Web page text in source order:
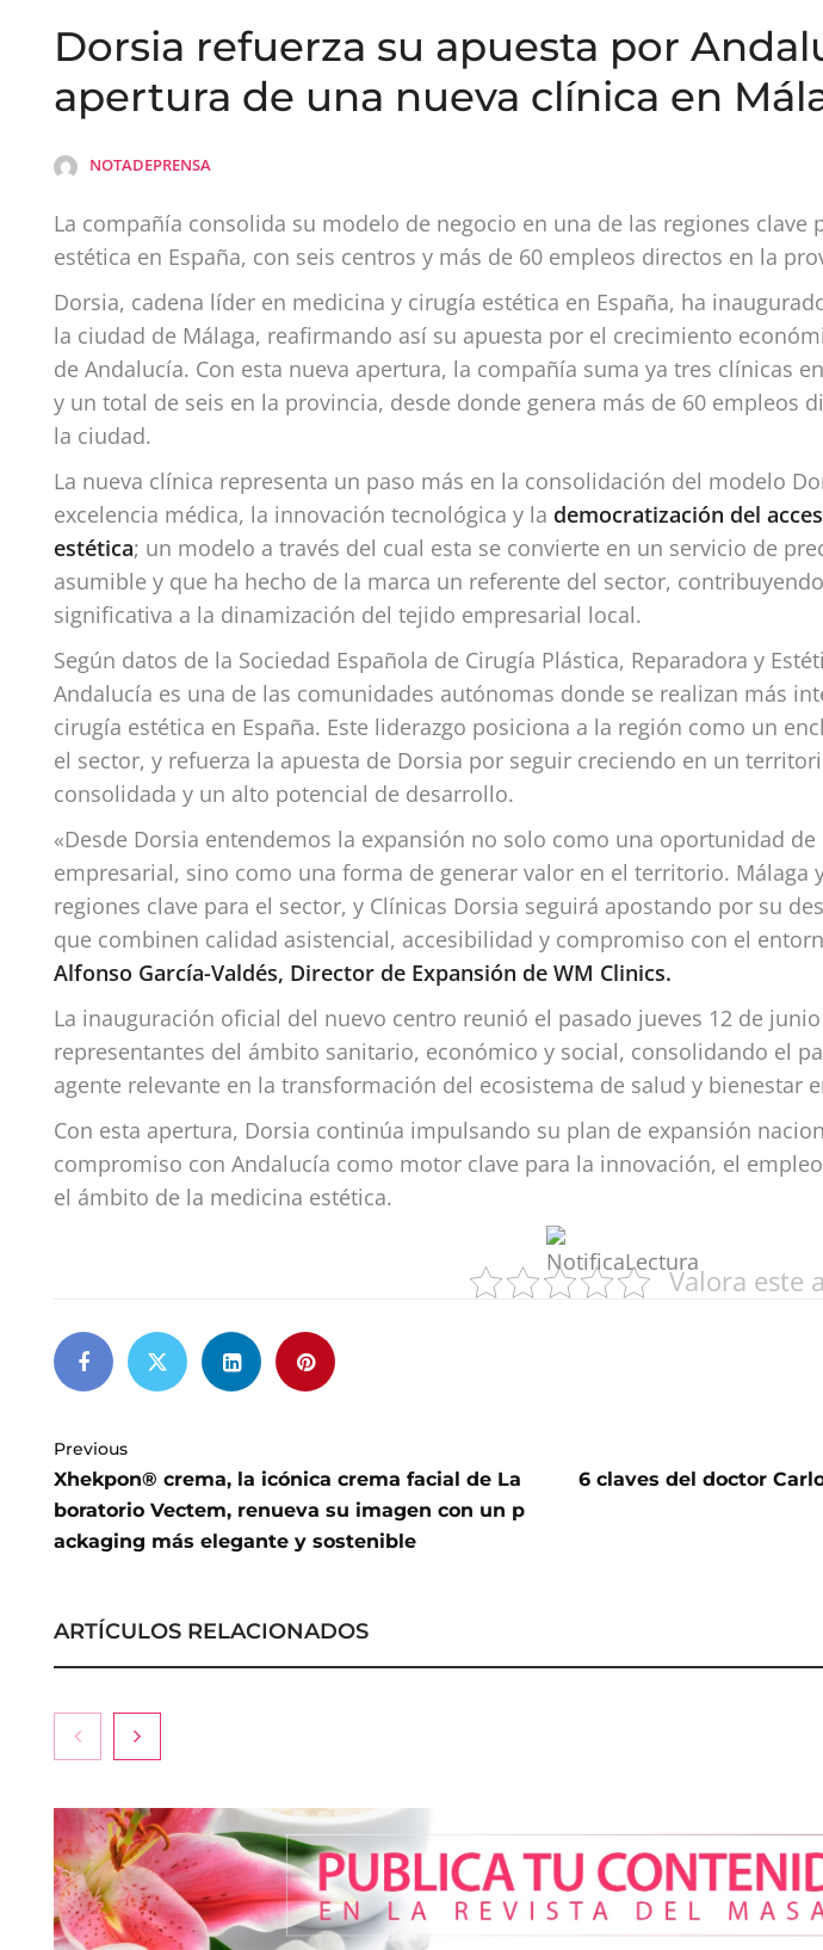
Dorsia refuerza su apuesta por
apertura de una nueva clínica en
NOTADEPRENSA
La compañía consolida su modelo de negocio en una de las regiones clave
estética en España, con seis centros y más de 60 empleos directos en la
Dorsia, cadena líder en medicina y cirugía estética en España, ha
la ciudad de Málaga, reafirmando así su apuesta por el crecimiento
de Andalucía. Con esta nueva apertura, la compañía suma ya tres clínicas
y un total de seis en la provincia, desde donde genera más de 60 empleos
la ciudad.
La nueva clínica representa un paso más en la consolidación del modelo
excelencia médica, la innovación tecnológica y la democratización del
estética; un modelo a través del cual esta se convierte en un servicio de
asumible y que ha hecho de la marca un referente del sector,
significativa a la dinamización del tejido empresarial local.
Según datos de la Sociedad Española de Cirugía Plástica, Reparadora y
Andalucía es una de las comunidades autónomas donde se realizan más
cirugía estética en España. Este liderazgo posiciona a la región como un
el sector, y refuerza la apuesta de Dorsia por seguir creciendo en un
consolidada y un alto potencial de desarrollo.
«Desde Dorsia entendemos la expansión no solo como una oportunidad
empresarial, sino como una forma de generar valor en el territorio. Málaga
regiones clave para el sector, y Clínicas Dorsia seguirá apostando por su
que combinen calidad asistencial, accesibilidad y compromiso con el
Alfonso García-Valdés, Director de Expansión de WM Clinics.
La inauguración oficial del nuevo centro reunió el pasado jueves 12 de
representantes del ámbito sanitario, económico y social, consolidando el
agente relevante en la transformación del ecosistema de salud y bienestar
Con esta apertura, Dorsia continúa impulsando su plan de expansión
compromiso con Andalucía como motor clave para la innovación, el
el ámbito de la medicina estética.
Valora este
Previous
Xhekpon® crema, la icónica crema facial de La
boratorio Vectem, renueva su imagen con un p
ackaging más elegante y sostenible
6 claves del doctor
ARTÍCULOS RELACIONADOS
La luz roja, el nuevo aftersun,
mejor sin cambiar sus rasgos,
según la Clínica Mética
Cistitis